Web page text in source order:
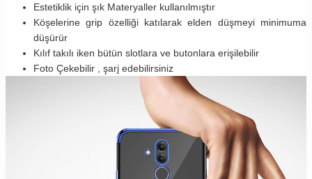
Estetiklik için şık Materyaller kullanılmıştır
Köşelerine grip özelliği katılarak elden düşmeyi minimuma
düşürür
Kılıf takılı iken bütün slotlara ve butonlara erişilebilir
Foto Çekebilir , şarj edebilirsiniz